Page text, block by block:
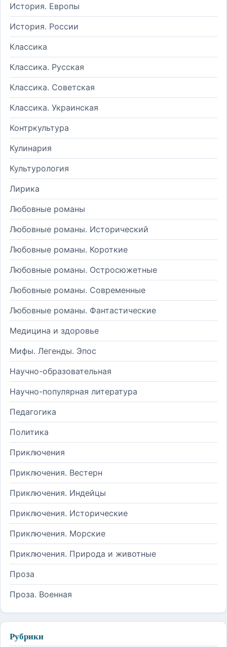
История. Европы
История. России
Классика
Классика. Русская
Классика. Советская
Классика. Украинская
Контркультура
Кулинария
Культурология
Лирика
Любовные романы
Любовные романы. Исторический
Любовные романы. Короткие
Любовные романы. Остросюжетные
Любовные романы. Современные
Любовные романы. Фантастические
Медицина и здоровье
Мифы. Легенды. Эпос
Научно-образовательная
Научно-популярная литература
Педагогика
Политика
Приключения
Приключения. Вестерн
Приключения. Индейцы
Приключения. Исторические
Приключения. Морские
Приключения. Природа и животные
Проза
Проза. Военная
Рубрики